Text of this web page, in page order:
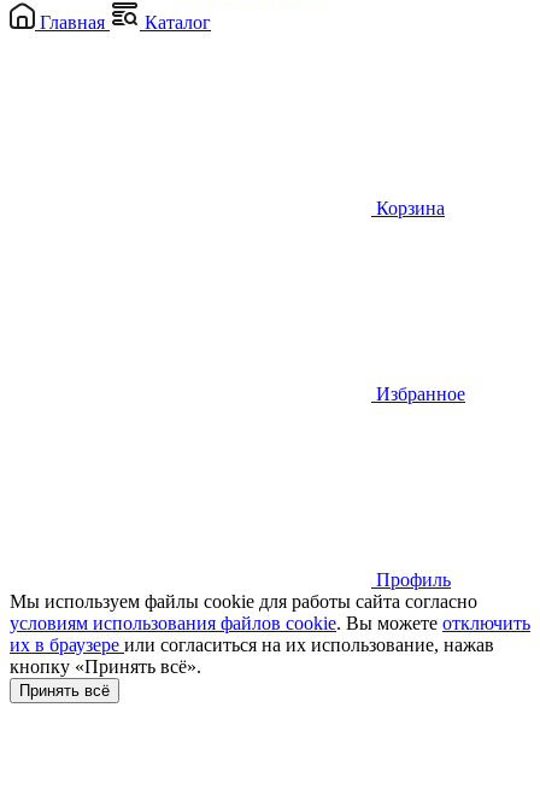
Главная
Каталог
Корзина
Избранное
Профиль
Мы используем файлы cookie для работы сайта согласно
условиям использования файлов cookie. Вы можете отключить
их в браузере или cогласиться на их использование, нажав
кнопку «Принять всё».
Принять всё